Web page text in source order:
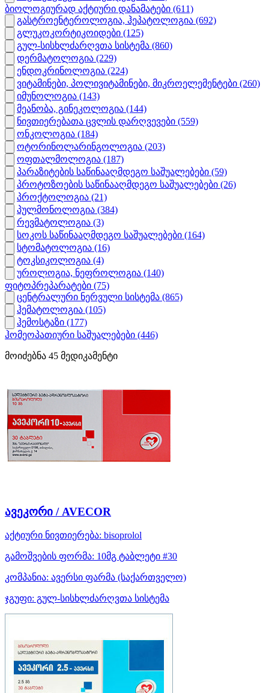
ბიოლოგიურად აქტიური დანამატები (611)
გასტროენტეროლოგია, ჰეპატოლოგია (692)
გლუკოკორტიკოიდები (125)
გულ-სისხლძარღვთა სისტემა (860)
დერმატოლოგია (229)
ენდოკრინოლოგია (224)
ვიტამინები, პოლივიტამინები, მიკროელემენტები (260)
იმუნოლოგია (143)
მეანობა, გინეკოლოგია (144)
ნივთიერებათა ცვლის დარღვევები (559)
ონკოლოგია (184)
ოტორინოლარინგოლოგია (203)
ოფთალმოლოგია (187)
პარაზიტების საწინააღმდეგო საშუალებები (59)
პროტოზოების საწინააღმდეგო საშუალებები (26)
პროქტოლოგია (21)
პულმონოლოგია (384)
რევმატოლოგია (3)
სოკოს საწინააღმდეგო საშუალებები (164)
სტომატოლოგია (16)
ტოკსიკოლოგია (4)
უროლოგია, ნეფროლოგია (140)
ფიტოპრეპარატები (75)
ცენტრალური ნერვული სისტემა (865)
ჰემატოლოგია (105)
ჰემოსტაზი (177)
ჰომეოპათიური საშუალებები (446)
მოიძებნა 45 მედიკამენტი
ავეკორი / AVECOR
აქტიური ნივთიერება: bisoprolol
გამოშვების ფორმა: 10მგ ტაბლეტი #30
კომპანია: ავერსი ფარმა (საქართველო)
ჯგუფი: გულ-სისხლძარღვთა სისტემა